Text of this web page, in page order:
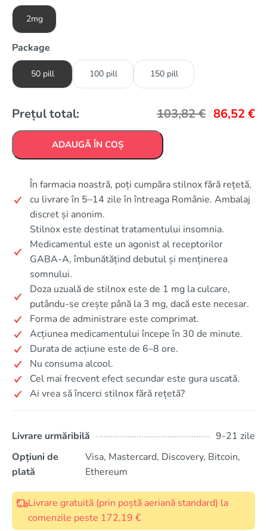
2mg
Package
50 pill 100 pill 150 pill
Prețul total: 103,82€ 86,52 €
ADAUGĂ ÎN COȘ
În farmacia noastră, poți cumpăra stilnox fără rețetă,
cu livrare în 5–14 zile în întreaga Românie. Ambalaj
discret și anonim.
Stilnox este destinat tratamentului insomnia.
Medicamentul este un agonist al receptorilor
GABA-A, îmbunătățind debutul și menținerea
somnului.
Doza uzuală de stilnox este de 1 mg la culcare,
putându-se crește până la 3 mg, dacă este necesar.
Forma de administrare este comprimat.
Acțiunea medicamentului începe în 30 de minute.
Durata de acțiune este de 6–8 ore.
Nu consuma alcool.
Cel mai frecvent efect secundar este gura uscată.
Ai vrea să încerci stilnox fără rețetă?
Livrare urmăribilă
9-21 zile
Opțiuni de
plată
Visa, Mastercard, Discovery, Bitcoin,
Ethereum
Livrare gratuită (prin poștă aeriană standard) la
comenzile peste 172,19 €